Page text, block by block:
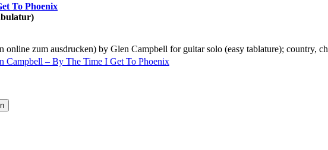
To Phoenix
online zum ausdrucken) by Glen Campbell for guitar solo (easy tablature); country,
Campbell – By The Time I Get To Phoenix